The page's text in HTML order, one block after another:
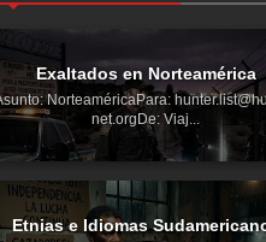
Exaltados en Norteamérica
NorteaméricaPara:
net.orgDe: Viaj...
Etnias e Idiomas